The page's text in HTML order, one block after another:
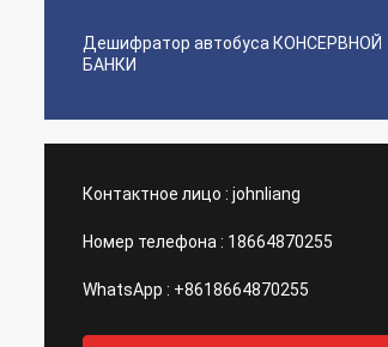
Дешифратор автобуса КОНСЕРВНОЙ
БАНКИ
Контактное лицо : johnliang
Номер телефона : 18664870255
WhatsApp : +8618664870255